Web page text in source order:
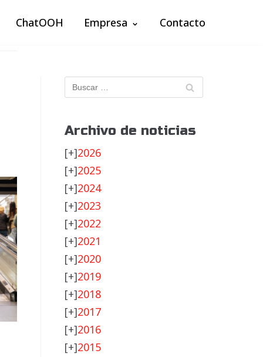
ChatOOH Empresa Contacto
Archivo de noticias
[+]2026
[+]2025
[+]2024
[+]2023
[+]2022
[+]2021
[+]2020
[+]2019
[+]2018
[+]2017
[+]2016
[+]2015